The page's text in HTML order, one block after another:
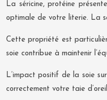
La séricine, protéine
optimale de votre literie. La
Cette propriété est
soie contribue à maintenir
L’impact positif de la soie
correctement votre taie